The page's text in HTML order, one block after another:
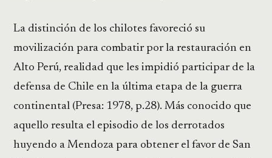
La distinción de los chilotes favoreció su
movilización para combatir por la restauración en
Alto Perú, realidad que les impidió participar de la
defensa de Chile en la última etapa de la guerra
continental (Presa: 1978, p.28). Más conocido que
aquello resulta el episodio de los derrotados
huyendo a Mendoza para obtener el favor de San